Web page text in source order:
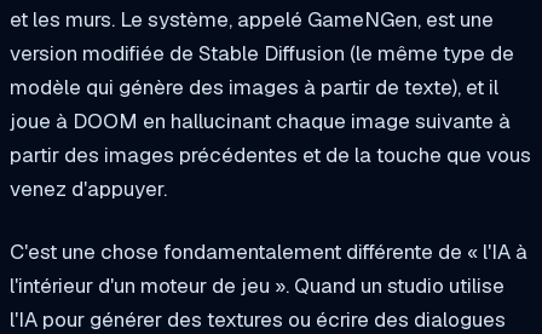
et les murs. Le système, appelé GameNGen, est une
version modifiée de Stable Diffusion (le même type de
modèle qui génère des images à partir de texte), et il
joue à DOOM en hallucinant chaque image suivante à
partir des images précédentes et de la touche que vous
venez d'appuyer.
C'est une chose fondamentalement différente de « l'IA à
l'intérieur d'un moteur de jeu ». Quand un studio utilise
l'IA pour générer des textures ou écrire des dialogues